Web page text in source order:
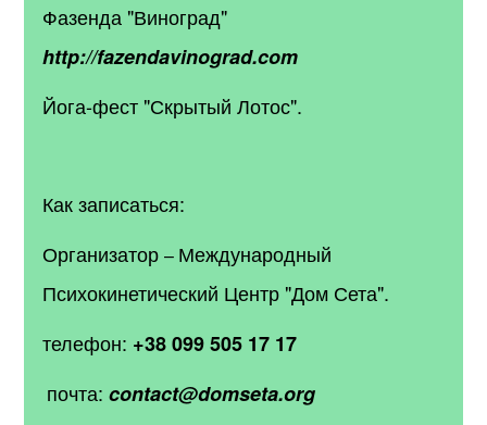
Фазенда "Виноград"
http://fazendavinograd.com
Йога-фест "Скрытый Лотос".
Как записаться:
Организатор– Международный
Психокинетический Центр "Дом Сета".
телефон: +38 099 505 17 17
почта:contact@domseta.org